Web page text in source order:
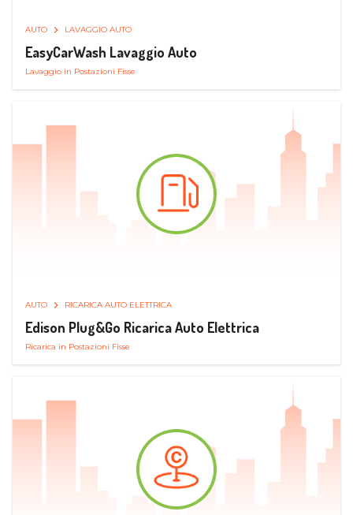
AUTO LAVAGGIO AUTO
EasyCarWash Lavaggio Auto
Lavaggio in Postazioni Fisse
AUTO RICARICA AUTO ELETTRICA
Edison Plug&Go Ricarica Auto Elettrica
Ricarica in Postazioni Fisse